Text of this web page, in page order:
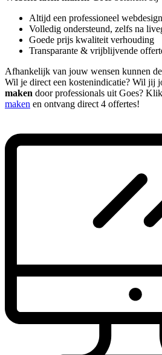
Altijd een professioneel
Volledig ondersteund, zelfs na
Goede prijs kwaliteit verhouding
Transparante & vrijblijvende
Afhankelijk van jouw wensen kunnen
Wil je direct een kostenindicatie? Wil jij
maken door professionals uit Goes?
maken en ontvang direct 4 offertes!